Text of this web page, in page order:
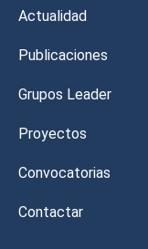
Actualidad
Publicaciones
Grupos Leader
Proyectos
Convocatorias
Contactar